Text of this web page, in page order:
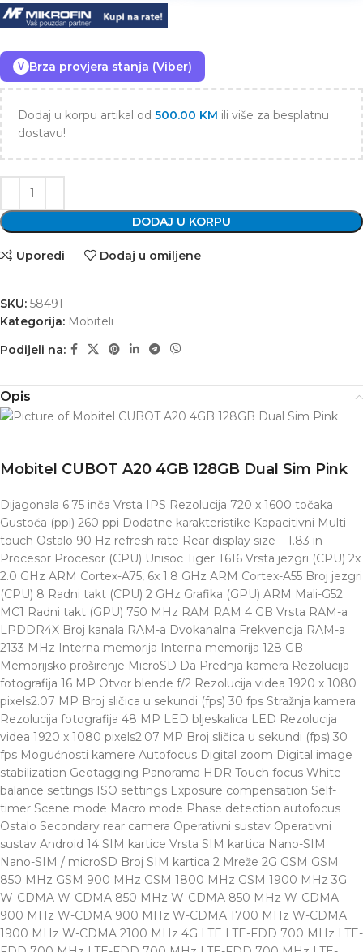
V Brza provjera stanja (Viber)
Dodaj u korpu artikal od 500.00 KM ili više za besplatnu
dostavu!
DODAJ U KORPU
Uporedi Dodaj u omiljene
SKU: 58491
Kategorija: Mobiteli
Podijeli na:
Opis
Mobitel CUBOT A20 4GB 128GB Dual Sim Pink
Dijagonala 6.75 inča Vrsta IPS Rezolucija 720 x 1600 točaka
Gustoća (ppi) 260 ppi Dodatne karakteristike Kapacitivni Multi-
touch Ostalo 90 Hz refresh rate Rear display size – 1.83 in
Procesor Procesor (CPU) Unisoc Tiger T616 Vrsta jezgri (CPU) 2x
2.0 GHz ARM Cortex-A75, 6x 1.8 GHz ARM Cortex-A55 Broj jezgri
(CPU) 8 Radni takt (CPU) 2 GHz Grafika (GPU) ARM Mali-G52
MC1 Radni takt (GPU) 750 MHz RAM RAM 4 GB Vrsta RAM-a
LPDDR4X Broj kanala RAM-a Dvokanalna Frekvencija RAM-a
2133 MHz Interna memorija Interna memorija 128 GB
Memorijsko proširenje MicroSD Da Prednja kamera Rezolucija
fotografija 16 MP Otvor blende f/2 Rezolucija videa 1920 x 1080
pixels2.07 MP Broj sličica u sekundi (fps) 30 fps Stražnja kamera
Rezolucija fotografija 48 MP LED bljeskalica LED Rezolucija
videa 1920 x 1080 pixels2.07 MP Broj sličica u sekundi (fps) 30
fps Mogućnosti kamere Autofocus Digital zoom Digital image
stabilization Geotagging Panorama HDR Touch focus White
balance settings ISO settings Exposure compensation Self-
timer Scene mode Macro mode Phase detection autofocus
Ostalo Secondary rear camera Operativni sustav Operativni
sustav Android 14 SIM kartice Vrsta SIM kartica Nano-SIM
Nano-SIM / microSD Broj SIM kartica 2 Mreže 2G GSM GSM
850 MHz GSM 900 MHz GSM 1800 MHz GSM 1900 MHz 3G
W-CDMA W-CDMA 850 MHz W-CDMA 850 MHz W-CDMA
900 MHz W-CDMA 900 MHz W-CDMA 1700 MHz W-CDMA
1900 MHz W-CDMA 2100 MHz 4G LTE LTE-FDD 700 MHz LTE-